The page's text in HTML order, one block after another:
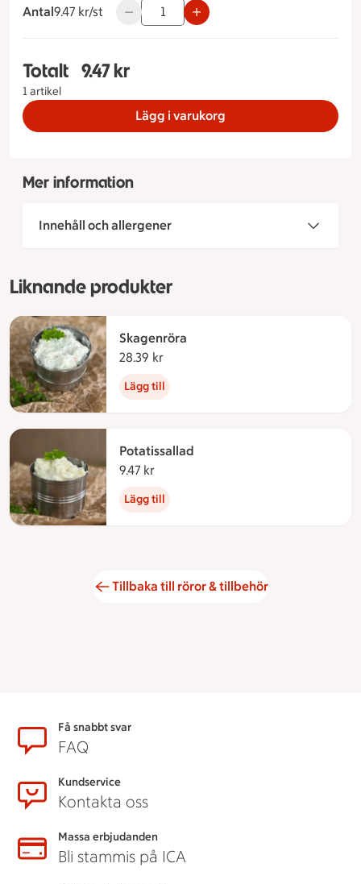
Antal
9.47 kronor styck
9.47 kr/st Använd knapparna för att minska eller
Totalt
1 artikel
Totalt 1 stycken Råkostsallad 1hg råkostsallad
9.47 kr
Lägg i varukorg
Mer information
Innehåll och allergener
Liknande produkter
Skagenröra
28.39 kr
Lägg till
Potatissallad
9.47 kr
Lägg till
Tillbaka till röror & tillbehör
SidfotFå snabbt svar
FAQ
Kundservice
Kontakta oss
Massa erbjudanden
Bli stammis på ICA